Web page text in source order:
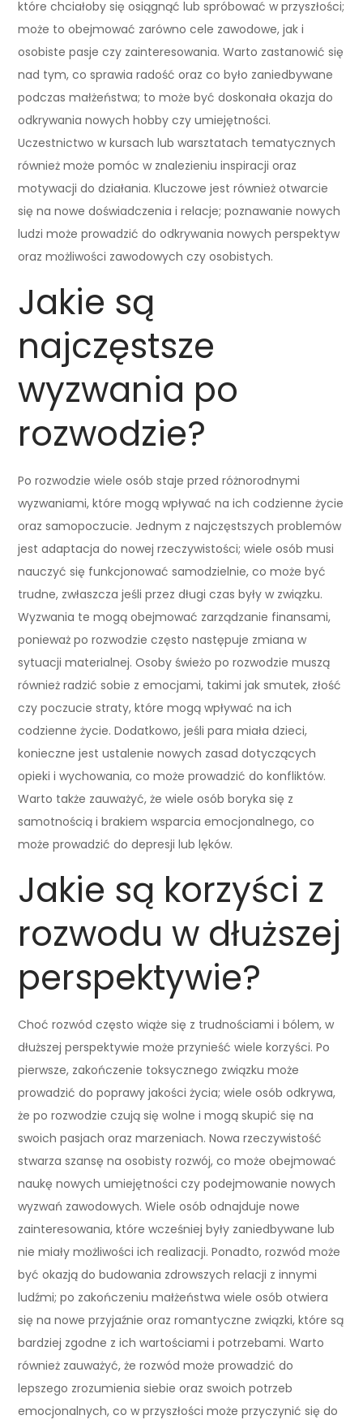
które chciałoby się osiągnąć lub spróbować w przyszłości;
może to obejmować zarówno cele zawodowe, jak i
osobiste pasje czy zainteresowania. Warto zastanowić się
nad tym, co sprawia radość oraz co było zaniedbywane
podczas małżeństwa; to może być doskonała okazja do
odkrywania nowych hobby czy umiejętności.
Uczestnictwo w kursach lub warsztatach tematycznych
również może pomóc w znalezieniu inspiracji oraz
motywacji do działania. Kluczowe jest również otwarcie
się na nowe doświadczenia i relacje; poznawanie nowych
ludzi może prowadzić do odkrywania nowych perspektyw
oraz możliwości zawodowych czy osobistych.
Jakie są
najczęstsze
wyzwania po
rozwodzie?
Po rozwodzie wiele osób staje przed różnorodnymi
wyzwaniami, które mogą wpływać na ich codzienne życie
oraz samopoczucie. Jednym z najczęstszych problemów
jest adaptacja do nowej rzeczywistości; wiele osób musi
nauczyć się funkcjonować samodzielnie, co może być
trudne, zwłaszcza jeśli przez długi czas były w związku.
Wyzwania te mogą obejmować zarządzanie finansami,
ponieważ po rozwodzie często następuje zmiana w
sytuacji materialnej. Osoby świeżo po rozwodzie muszą
również radzić sobie z emocjami, takimi jak smutek, złość
czy poczucie straty, które mogą wpływać na ich
codzienne życie. Dodatkowo, jeśli para miała dzieci,
konieczne jest ustalenie nowych zasad dotyczących
opieki i wychowania, co może prowadzić do konfliktów.
Warto także zauważyć, że wiele osób boryka się z
samotnością i brakiem wsparcia emocjonalnego, co
może prowadzić do depresji lub lęków.
Jakie są korzyści z
rozwodu w dłuższej
perspektywie?
Choć rozwód często wiąże się z trudnościami i bólem, w
dłuższej perspektywie może przynieść wiele korzyści. Po
pierwsze, zakończenie toksycznego związku może
prowadzić do poprawy jakości życia; wiele osób odkrywa,
że po rozwodzie czują się wolne i mogą skupić się na
swoich pasjach oraz marzeniach. Nowa rzeczywistość
stwarza szansę na osobisty rozwój, co może obejmować
naukę nowych umiejętności czy podejmowanie nowych
wyzwań zawodowych. Wiele osób odnajduje nowe
zainteresowania, które wcześniej były zaniedbywane lub
nie miały możliwości ich realizacji. Ponadto, rozwód może
być okazją do budowania zdrowszych relacji z innymi
ludźmi; po zakończeniu małżeństwa wiele osób otwiera
się na nowe przyjaźnie oraz romantyczne związki, które są
bardziej zgodne z ich wartościami i potrzebami. Warto
również zauważyć, że rozwód może prowadzić do
lepszego zrozumienia siebie oraz swoich potrzeb
emocjonalnych, co w przyszłości może przyczynić się do